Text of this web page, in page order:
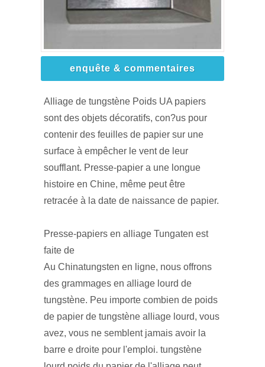
enquête & commentaires
Alliage de tungstène Poids UA papiers
sont des objets décoratifs, con?us pour
contenir des feuilles de papier sur une
surface à empêcher le vent de leur
soufflant. Presse-papier a une longue
histoire en Chine, même peut être
retracée à la date de naissance de papier.
Presse-papiers en alliage Tungaten est
faite de
Au Chinatungsten en ligne, nous offrons
des grammages en alliage lourd de
tungstène. Peu importe combien de poids
de papier de tungstène alliage lourd, vous
avez, vous ne semblent jamais avoir la
barre e droite pour l'emploi. tungstène